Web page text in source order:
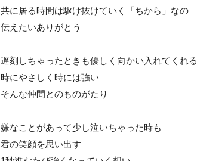
共に居る時間は駆け抜けていく「ちから」なの
伝えたいありがとう
遅刻しちゃったときも優しく向かい入れてくれる
時にやさしく時には強い
そんな仲間とのものがたり
嫌なことがあって少し泣いちゃった時も
君の笑顔を思い出す